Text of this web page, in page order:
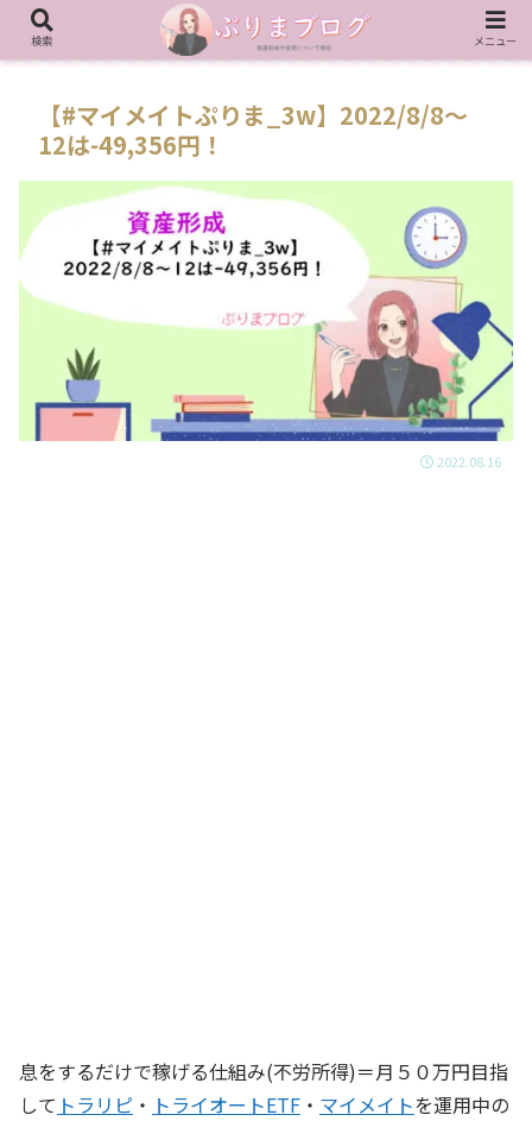
【#マイメイトぷりま_3w】2022/8/8～
12は-49,356円！
2022.08.16
息をするだけで稼げる仕組み(不労所得)＝月５０万円目指
して トラリピ ・ トライオートETF ・ マイメイトを運用中の
検索 メニュー